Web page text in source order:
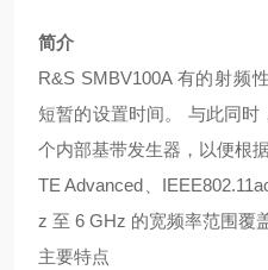
简介
R&S SMBV100A 有的射频
短暂的设置时间。 与此同时
个内部基带发生器，以便根
TE Advanced、
z 至 6 GHz 的宽频率范围覆
主要特点